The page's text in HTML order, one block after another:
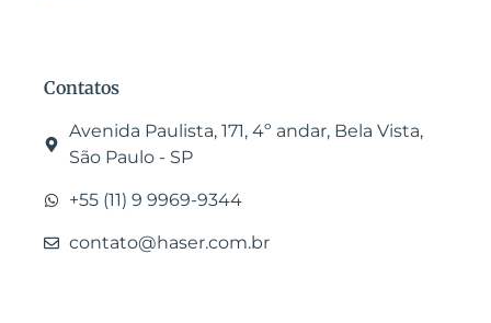
Contatos
Avenida Paulista, 171, 4º andar, Bela Vista,
São Paulo - SP
+55 (11) 9 9969-9344
contato@haser.com.br